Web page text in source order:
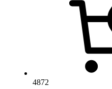
4872